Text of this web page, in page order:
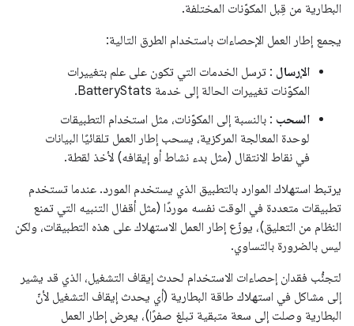
البطارية من قِبل المكوّنات المختلفة.
يجمع إطار العمل الإحصاءات باستخدام الطرق التالية:
الإرسال : ترسل الخدمات التي تكون على علم بتغييرات
المكوّنات تغييرات الحالة إلى خدمة BatteryStats.
السحب : بالنسبة إلى المكوّنات، مثل استخدام التطبيقات
لوحدة المعالجة المركزية، يسحب إطار العمل تلقائيًا البيانات
في نقاط الانتقال (مثل بدء نشاط أو إيقافه) لأخذ لقطة.
يرتبط استهلاك الموارد بالتطبيق الذي يستخدم المورد. عندما تستخدم
تطبيقات متعددة في الوقت نفسه موردًا (مثل أقفال التنبيه التي تمنع
النظام من التعليق)، يوزّع إطار العمل الاستهلاك على هذه التطبيقات، ولكن
ليس بالضرورة بالتساوي.
لتجنُّب فقدان إحصاءات الاستخدام لحدث إيقاف التشغيل، الذي قد يشير
إلى مشاكل في استهلاك طاقة البطارية (أي يحدث إيقاف التشغيل لأنّ
البطارية وصلت إلى سعة متبقية تبلغ صفرًا)، يعرض إطار العمل